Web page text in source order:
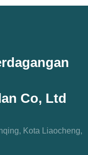
Co, Ltd
Kota Liaocheng,